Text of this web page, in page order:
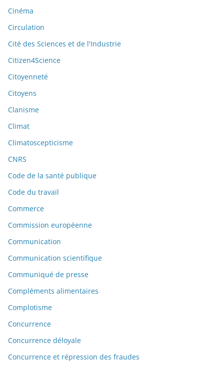
Cinéma
Circulation
Cité des Sciences et de l'Industrie
Citizen4Science
Citoyenneté
Citoyens
Clanisme
Climat
Climatoscepticisme
CNRS
Code de la santé publique
Code du travail
Commerce
Commission européenne
Communication
Communication scientifique
Communiqué de presse
Compléments alimentaires
Complotisme
Concurrence
Concurrence déloyale
Concurrence et répression des fraudes